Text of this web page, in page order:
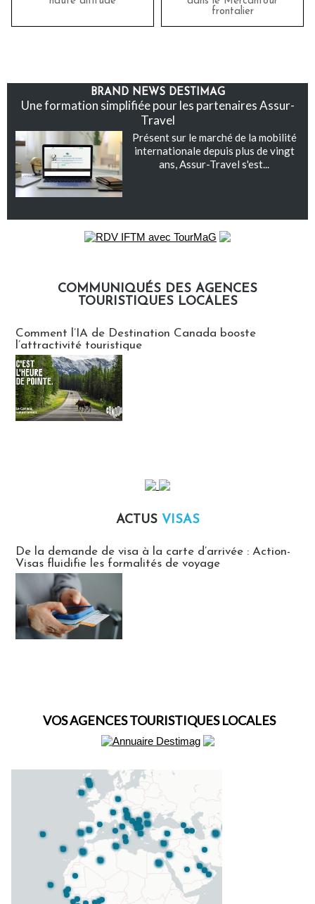
frontalier
BRAND NEWS DESTIMAG
Une formation simplifiée pour les partenaires Assur-
Travel
Présent sur le marché de la mobilité
internationale depuis plus de vingt
ans, Assur-Travel s'est...
COMMUNIQUÉS DES AGENCES
TOURISTIQUES LOCALES
Comment l’IA de Destination Canada booste
l’attractivité touristique
ACTUS VISAS
De la demande de visa à la carte d’arrivée : Action-
Visas fluidifie les formalités de voyage
VOS AGENCES TOURISTIQUES LOCALES